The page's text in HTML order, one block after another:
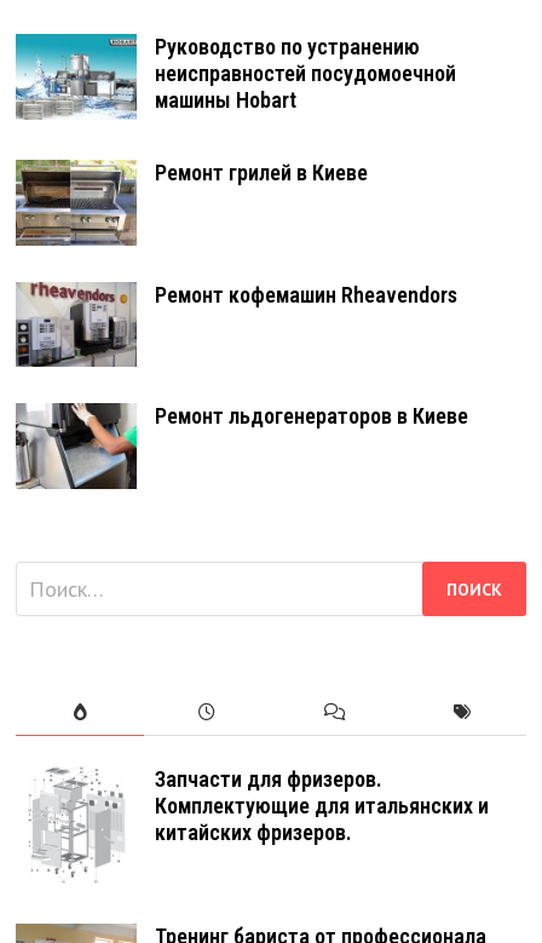
Руководство по устранению
неисправностей посудомоечной
машины Hobart
Ремонт грилей в Киеве
Ремонт кофемашин Rheavendors
Ремонт льдогенераторов в Киеве
Найти:
Запчасти для фризеров.
Комплектующие для итальянских и
китайских фризеров.
Тренинг бариста от профессионала